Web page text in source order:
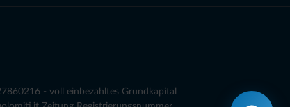
- voll einbezahltes Grundkapital